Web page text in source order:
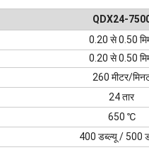
QDX24-
0.20 से 0.50
0.20 से 0.50
260 मीटर/
24 तार
650 ℃
400 डब्ल्यू / 500